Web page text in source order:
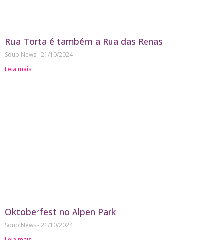
Rua Torta é também a Rua das Renas
Soup News 21/10/2024
Leia mais
Oktoberfest no Alpen Park
Soup News 21/10/2024